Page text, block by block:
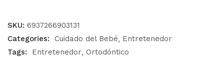
SKU: 6937266903131
Categories:
Cuidado del Bebé
Entretenedor
Tags:
Entretenedor Ortodóntico